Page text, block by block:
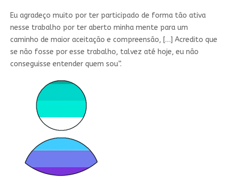
Eu agradeço muito por ter participado de forma tão ativa
nesse trabalho por ter aberto minha mente para um
caminho de maior aceitação e compreensão, […] Acredito que
se não fosse por esse trabalho, talvez até hoje, eu não
conseguisse entender quem sou”.